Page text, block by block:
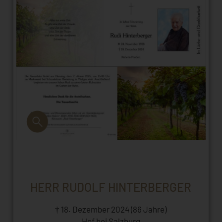
HERR RUDOLF HINTERBERGER
† 18. Dezember 2024 (86 Jahre)